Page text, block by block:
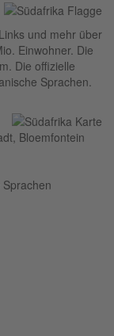
und mehr über
Einwohner. Die
Die offizielle
Sprachen.
Bloemfontein